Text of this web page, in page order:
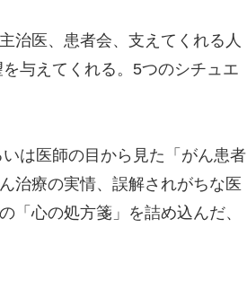
治医、患者会、支えてくれる人
与えてくれる。5つのシチュエ
は医師の目から見た「がん患者
治療の実情、誤解されがちな医
「心の処方箋」を詰め込んだ、